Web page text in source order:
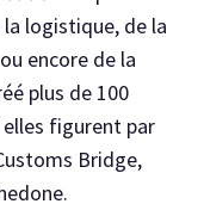
logistique, de la
encore de la
plus de 100
elles figurent par
Bridge,